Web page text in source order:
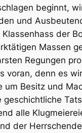
beginnt,
und
der
Massen
Regungen
voran, denn es
um Besitz und
geschichtliche
alle
der